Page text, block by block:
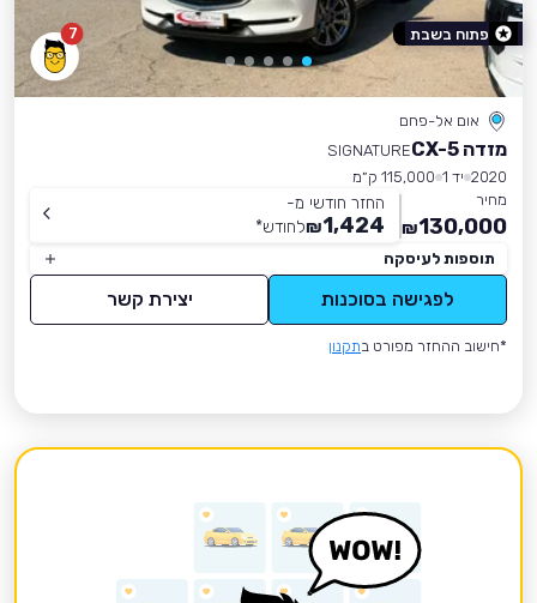
7
אום אל-פחם
מזדה CX-5
SIGNATURE
2020 יד 1
115,000 ק״מ
מחיר
130,000
₪
החזר חודשי מ-
1,424
₪לחודש*
תוספות לעיסקה
לפגישה בסוכנות יצירת קשר
*חישוב ההחזר מפורט בתקנון
פתוח בשבת